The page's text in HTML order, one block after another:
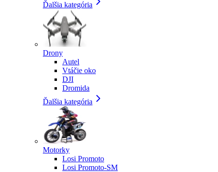
Ďalšia kategória
Drony
Autel
Vtáčie oko
DJI
Dromida
Ďalšia kategória
Motorky
Losi Promoto
Losi Promoto-SM